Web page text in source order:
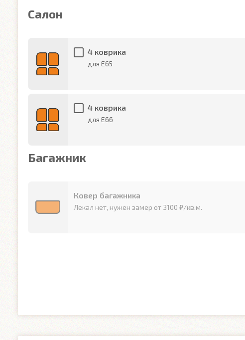
Салон
4 коврика
для E65
4 коврика
для E66
Багажник
Ковер багажника
Лекал нет, нужен замер от 3100 ₽/кв.м.